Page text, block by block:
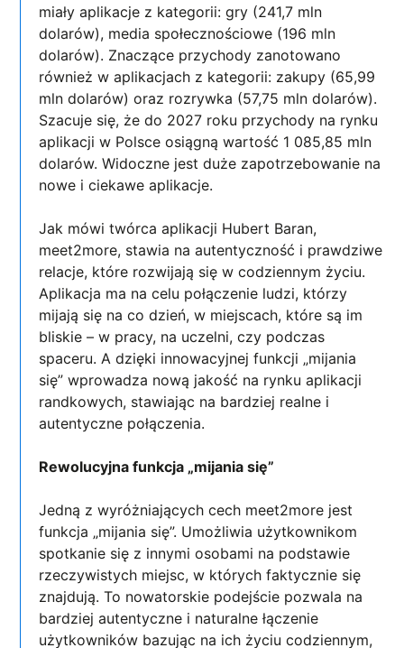
miały aplikacje z kategorii: gry (241,7 mln
dolarów), media społecznościowe (196 mln
dolarów). Znaczące przychody zanotowano
również w aplikacjach z kategorii: zakupy (65,99
mln dolarów) oraz rozrywka (57,75 mln dolarów).
Szacuje się, że do 2027 roku przychody na rynku
aplikacji w Polsce osiągną wartość 1 085,85 mln
dolarów. Widoczne jest duże zapotrzebowanie na
nowe i ciekawe aplikacje.
Jak mówi twórca aplikacji Hubert Baran,
meet2more, stawia na autentyczność i prawdziwe
relacje, które rozwijają się w codziennym życiu.
Aplikacja ma na celu połączenie ludzi, którzy
mijają się na co dzień, w miejscach, które są im
bliskie – w pracy, na uczelni, czy podczas
spaceru. A dzięki innowacyjnej funkcji „mijania
się” wprowadza nową jakość na rynku aplikacji
randkowych, stawiając na bardziej realne i
autentyczne połączenia.
Rewolucyjna funkcja „mijania się”
Jedną z wyróżniających cech meet2more jest
funkcja „mijania się”. Umożliwia użytkownikom
spotkanie się z innymi osobami na podstawie
rzeczywistych miejsc, w których faktycznie się
znajdują. To nowatorskie podejście pozwala na
bardziej autentyczne i naturalne łączenie
użytkowników bazując na ich życiu codziennym,